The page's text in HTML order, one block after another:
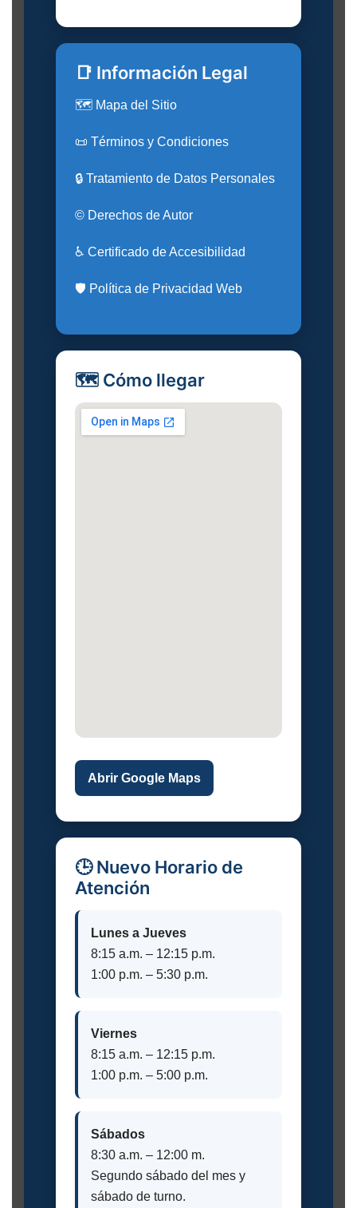
📑 Información Legal
🗺️ Mapa del Sitio
📜 Términos y Condiciones
🔒 Tratamiento de Datos Personales
© Derechos de Autor
♿ Certificado de Accesibilidad
🛡️ Política de Privacidad Web
🗺️ Cómo llegar
Abrir Google Maps
🕒 Nuevo Horario de
Atención
Lunes a Jueves
8:15 a.m. – 12:15 p.m.
1:00 p.m. – 5:30 p.m.
Viernes
8:15 a.m. – 12:15 p.m.
1:00 p.m. – 5:00 p.m.
Sábados
8:30 a.m. – 12:00 m.
Segundo sábado del mes y
sábado de turno.